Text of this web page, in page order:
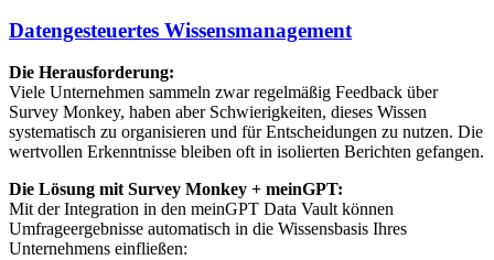
Datengesteuertes Wissensmanagement
Die Herausforderung:
Viele Unternehmen sammeln zwar regelmäßig Feedback über
Survey Monkey, haben aber Schwierigkeiten, dieses Wissen
systematisch zu organisieren und für Entscheidungen zu nutzen. Die
wertvollen Erkenntnisse bleiben oft in isolierten Berichten gefangen.
Die Lösung mit Survey Monkey + meinGPT:
Mit der Integration in den meinGPT Data Vault können
Umfrageergebnisse automatisch in die Wissensbasis Ihres
Unternehmens einfließen: